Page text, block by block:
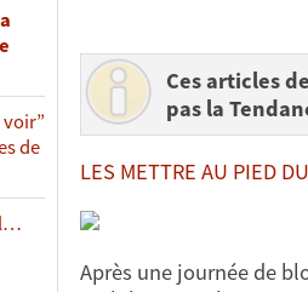
voir”
de
Ces articles
pas la
LES METTRE AU PIED
Après une journée de